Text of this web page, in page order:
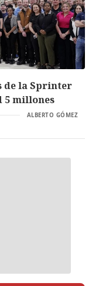
de la Sprinter
5 millones
ALBERTO GÓMEZ